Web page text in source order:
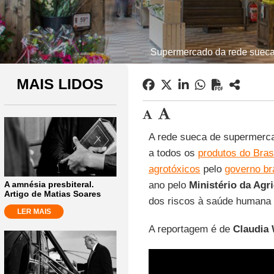
Supermercado da rede
MAIS LIDOS
A amnésia presbiteral.
Artigo de Matias Soares
LER MAIS
A rede sueca de
a todos os produtos do
agrotóxicos pelo governo
ano peloMinistério da
dos riscos à saúde
A reportagem é de Claudia